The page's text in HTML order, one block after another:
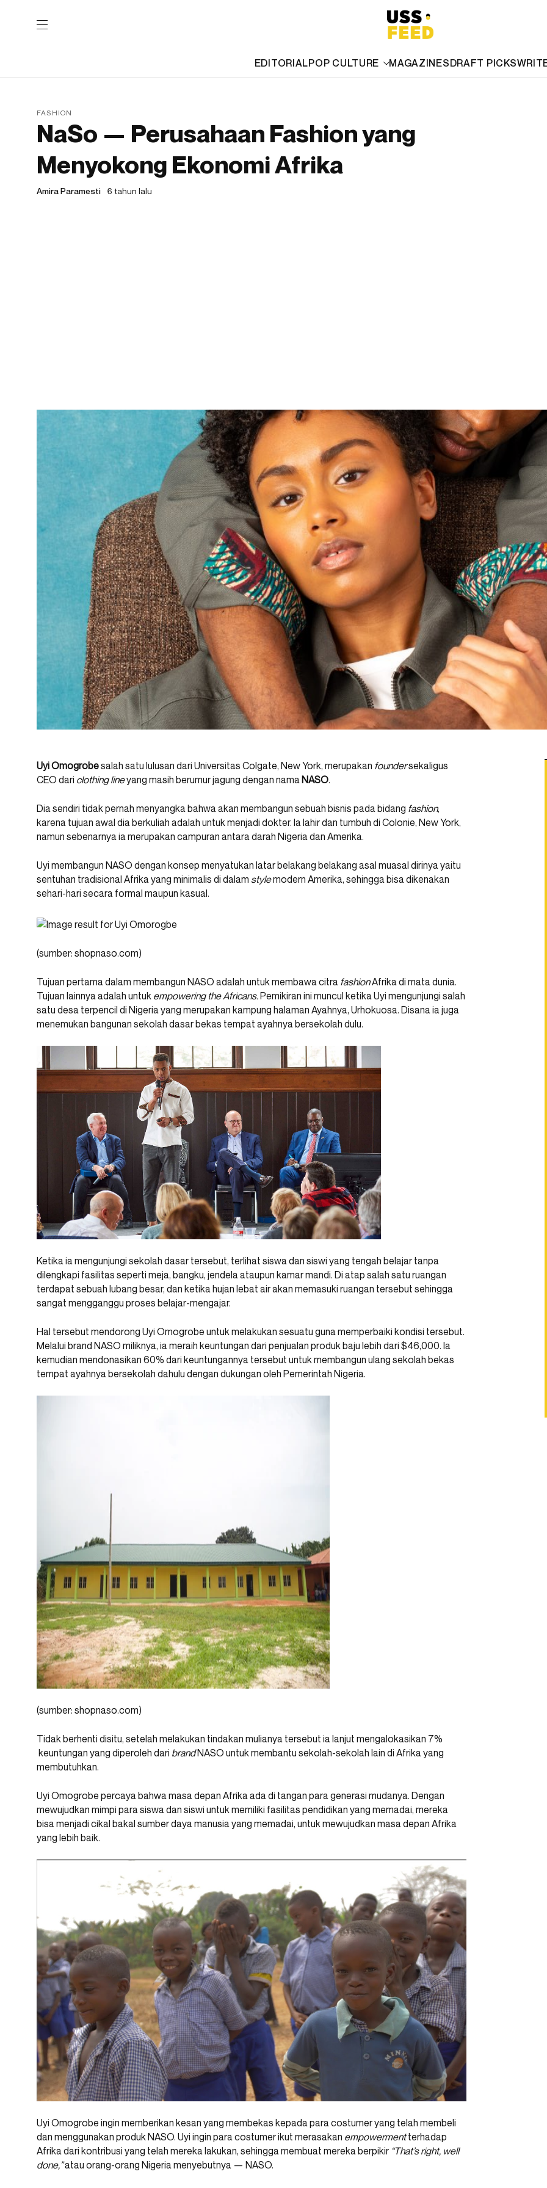
EDITORIALPOP CULTURE MAGAZINESDRAFT PICKS
FASHION
NaSo — Perusahaan Fashion yang
Menyokong Ekonomi Afrika
Amira Paramesti 6 tahun lalu
Uyi Omogrobesalah satu lulusan dari Universitas Colgate, New York, merupakan foundersekaligus
CEO dari clothing lineyang masih berumur jagung dengan nama NASO.
Dia sendiri tidak pernah menyangka bahwa akan membangun sebuah bisnis pada bidang fashion,
karena tujuan awal dia berkuliah adalah untuk menjadi dokter. Ia lahir dan tumbuh di Colonie, New York,
namun sebenarnya ia merupakan campuran antara darah Nigeria dan Amerika.
Uyi membangun NASO dengan konsep menyatukan latar belakang belakang asal muasal dirinya yaitu
sentuhan tradisional Afrika yang minimalis di dalam stylemodern Amerika, sehingga bisa dikenakan
sehari-hari secara formal maupun kasual.
(sumber: shopnaso.com)
Tujuan pertama dalam membangun NASO adalah untuk membawa citra fashionAfrika di mata dunia.
Tujuan lainnya adalah untuk empowering the Africans.Pemikiran ini muncul ketika Uyi mengunjungi salah
satu desa terpencil di Nigeria yang merupakan kampung halaman Ayahnya, Urhokuosa. Disana ia juga
menemukan bangunan sekolah dasar bekas tempat ayahnya bersekolah dulu.
Ketika ia mengunjungi sekolah dasar tersebut, terlihat siswa dan siswi yang tengah belajar tanpa
dilengkapi fasilitas seperti meja, bangku, jendela ataupun kamar mandi. Di atap salah satu ruangan
terdapat sebuah lubang besar, dan ketika hujan lebat air akan memasuki ruangan tersebut sehingga
sangat mengganggu proses belajar-mengajar.
Hal tersebut mendorong Uyi Omogrobe untuk melakukan sesuatu guna memperbaiki kondisi tersebut.
Melalui brand NASO miliknya, ia meraih keuntungan dari penjualan produk baju lebih dari $46,000. Ia
kemudian mendonasikan 60% dari keuntungannya tersebut untuk membangun ulang sekolah bekas
tempat ayahnya bersekolah dahulu dengan dukungan oleh Pemerintah Nigeria.
(sumber: shopnaso.com)
Tidak berhenti disitu, setelah melakukan tindakan mulianya tersebut ia lanjut mengalokasikan 7%
keuntungan yang diperoleh dari brandNASO untuk membantu sekolah-sekolah lain di Afrika yang
membutuhkan.
Uyi Omogrobe percaya bahwa masa depan Afrika ada di tangan para generasi mudanya. Dengan
mewujudkan mimpi para siswa dan siswi untuk memiliki fasilitas pendidikan yang memadai, mereka
bisa menjadi cikal bakal sumber daya manusia yang memadai, untuk mewujudkan masa depan Afrika
yang lebih baik.
Uyi Omogrobe ingin memberikan kesan yang membekas kepada para costumer yang telah membeli
dan menggunakan produk NASO. Uyi ingin para costumer ikut merasakan empowermentterhadap
Afrika dari kontribusi yang telah mereka lakukan, sehingga membuat mereka berpikir “That’s right, well
done,”atau orang-orang Nigeria menyebutnya — NASO.